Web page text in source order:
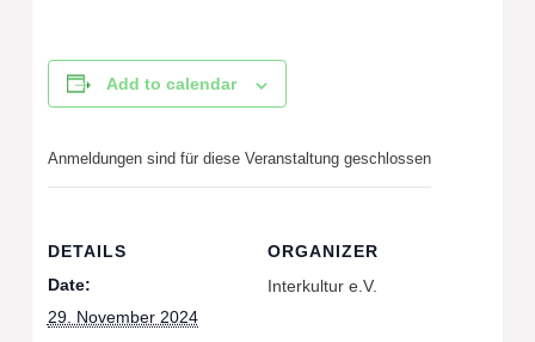
Add to calendar
DETAILS
Date:
29. November 2024
ORGANIZER
Interkultur e.V.
Anmeldungen sind für diese Veranstaltung geschlossen